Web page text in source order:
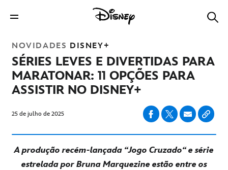
NOVIDADES DISNEY+
SÉRIES LEVES E DIVERTIDAS PARA
MARATONAR: 11 OPÇÕES PARA
ASSISTIR NO DISNEY+
25 de julho de 2025
A produção recém-lançada “Jogo Cruzado“ e série
estrelada por Bruna Marquezine estão entre os